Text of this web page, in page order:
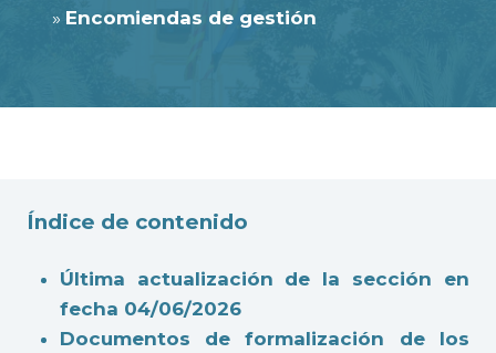
» Encomiendas de gestión
Índice de contenido
Última actualización de la sección en
fecha 04/06/2026
Documentos de formalización de los